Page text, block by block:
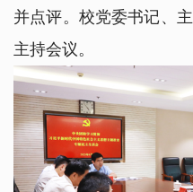
并点评。校党委书记、
主持会议。